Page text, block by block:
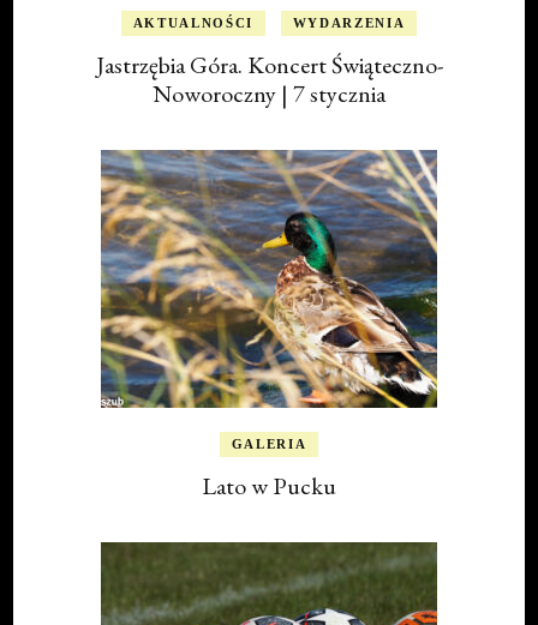
AKTUALNOŚCI WYDARZENIA
Jastrzębia Góra. Koncert Świąteczno-
Noworoczny | 7 stycznia
GALERIA
Lato w Pucku